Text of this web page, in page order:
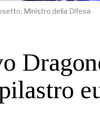
Ministro della Difesa